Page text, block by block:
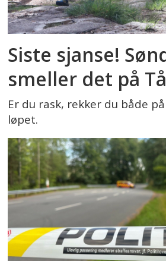
Siste sjanse!
smeller det på
Er du rask, rekker du både
løpet.